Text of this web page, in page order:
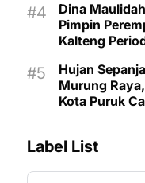
Dina
Pimpin
Kalteng
Hujan
Murung
Kota Puruk
Label List